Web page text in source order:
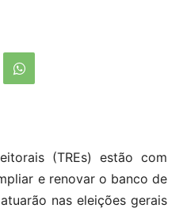
(TREs) estão com
e renovar o banco de
nas eleições gerais